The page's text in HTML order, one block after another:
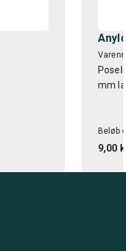
mm
Beløb
9,00